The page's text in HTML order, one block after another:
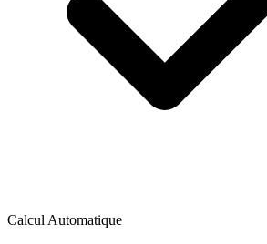
Calcul Automatique